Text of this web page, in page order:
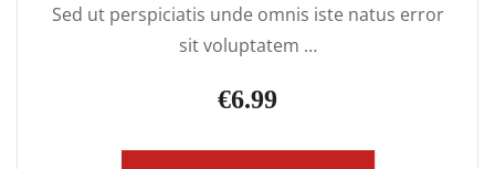
Sed ut perspiciatis unde omnis iste natus error
sit voluptatem …
€6.99